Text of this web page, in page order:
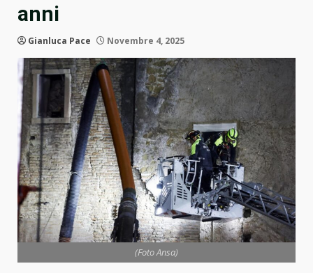
anni
Gianluca Pace Novembre 4, 2025
(Foto Ansa)